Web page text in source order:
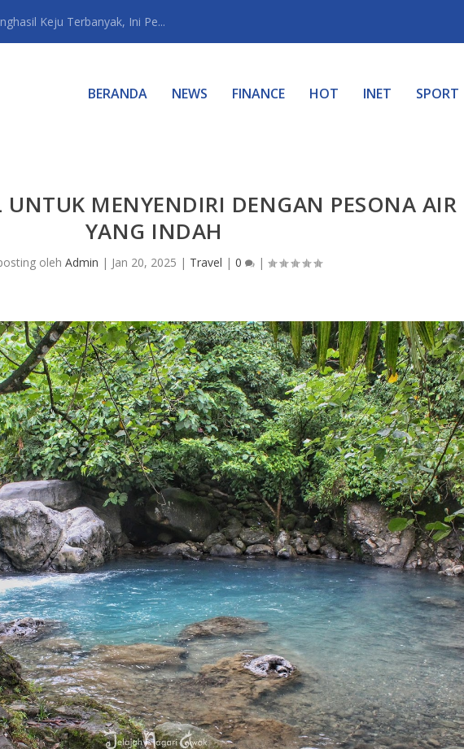
Keju Terbanyak, Ini Pe...
BERANDA NEWS FINANCE HOT INET SPORT
UNTUK MENYENDIRI DENGAN PESONA AIR
YANG INDAH
olehAdmin | Jan 20, 2025 | Travel |0 |